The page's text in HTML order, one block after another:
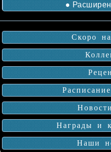
●
Скоро
Награды и
Наши